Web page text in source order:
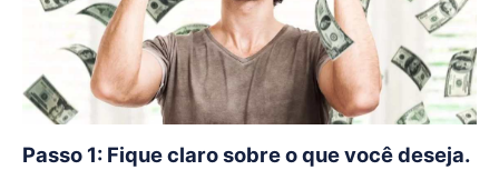
Passo 1: Fique claro sobre o que você deseja.